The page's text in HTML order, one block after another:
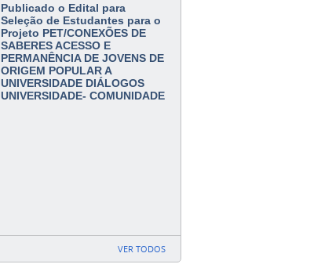
Publicado o Edital para
Seleção de Estudantes para o
Projeto PET/CONEXÕES DE
SABERES ACESSO E
PERMANÊNCIA DE JOVENS DE
ORIGEM POPULAR A
UNIVERSIDADE DIÁLOGOS
UNIVERSIDADE- COMUNIDADE
VER TODOS